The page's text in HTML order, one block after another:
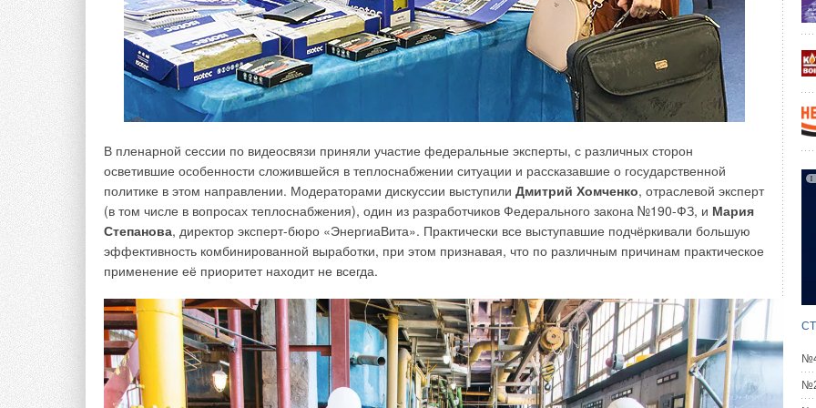
В пленарной сессии по видеосвязи приняли участие федеральные эксперты, с различных сторон
осветившие особенности сложившейся в теплоснабжении ситуации и рассказавшие о государственной
политике в этом направлении. Модераторами дискуссии выступили Дмитрий Хомченко, отраслевой эксперт
(в том числе в вопросах теплоснабжения), один из разработчиков Федерального закона №190-ФЗ, и Мария
Степанова, директор эксперт-бюро «ЭнергиаВита». Практически все выступавшие подчёркивали большую
эффективность комбинированной выработки, при этом признавая, что по различным причинам практическое
применение её приоритет находит не всегда.
Готовая продукция — осевые сильфонные компенсаторы